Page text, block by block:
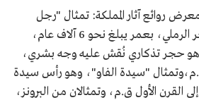
روائع آثار المملكة: تمثال "رجل
المعاناة" المصنوع من الحجر الرملي، بعمر يبلغ نحو 6 آلاف عام،
حجر تذكاري نُقش عليه وجه بشري،
"سيدة الفاو"، وهو رأس سيدة
القرن الأول ق.م، وتمثالان من البرونز،